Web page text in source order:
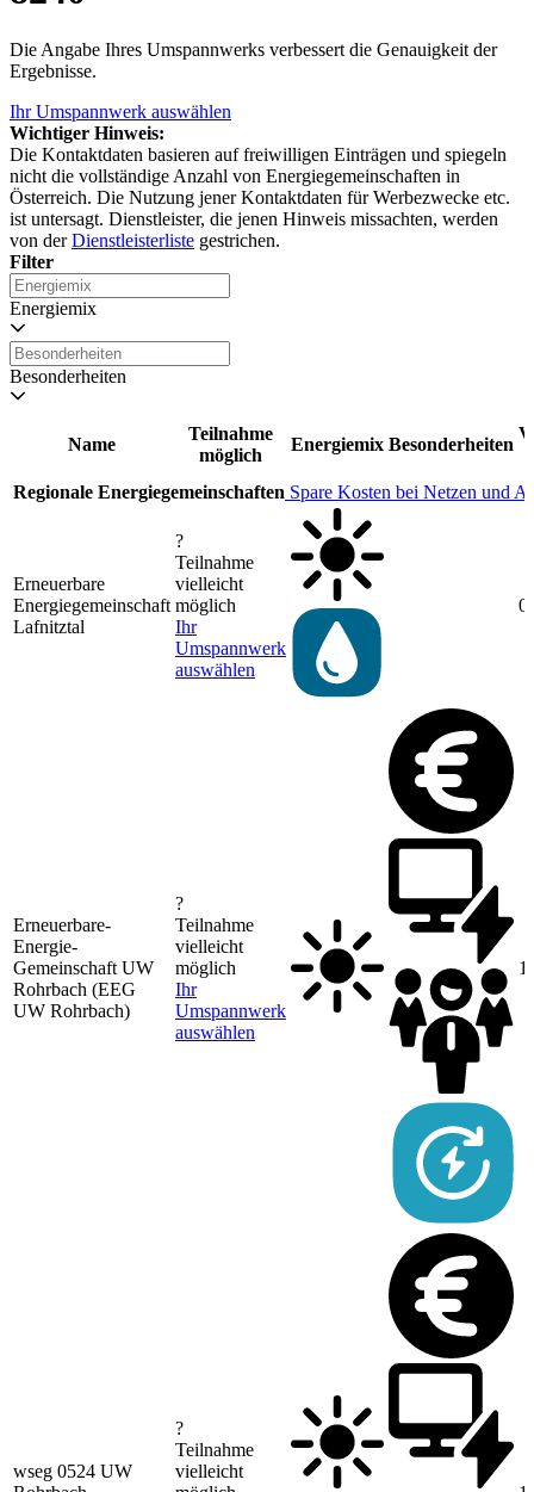
Die Angabe Ihres Umspannwerks verbessert die Genauigkeit der
Ergebnisse.
Ihr Umspannwerk auswählen
Wichtiger Hinweis:
Die Kontaktdaten basieren auf freiwilligen Einträgen und spiegeln
nicht die vollständige Anzahl von Energiegemeinschaften in
Österreich. Die Nutzung jener Kontaktdaten für Werbezwecke etc.
ist untersagt. Dienstleister, die jenen Hinweis missachten, werden
von derDienstleisterliste gestrichen.
Filter
Energiemix
Besonderheiten
Name
Teilnahme
möglich
Energiemix Besonderheiten
Regionale Energiegemeinschaften Spare Kosten bei Netzen und
Erneuerbare
Energiegemeinschaft
Lafnitztal
?
Teilnahme
vielleicht
möglich
Ihr
Umspannwerk
auswählen
0
Erneuerbare-
Energie-
Gemeinschaft UW
Rohrbach (EEG
UW Rohrbach)
?
Teilnahme
vielleicht
möglich
Ihr
Umspannwerk
auswählen
wseg 0524 UW
?
Teilnahme
vielleicht